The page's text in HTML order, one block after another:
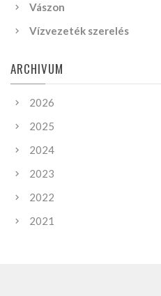
Vászon
Vízvezeték szerelés
ARCHIVUM
2026
2025
2024
2023
2022
2021